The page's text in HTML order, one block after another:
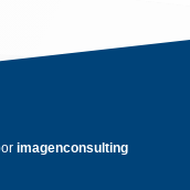
imagenconsulting